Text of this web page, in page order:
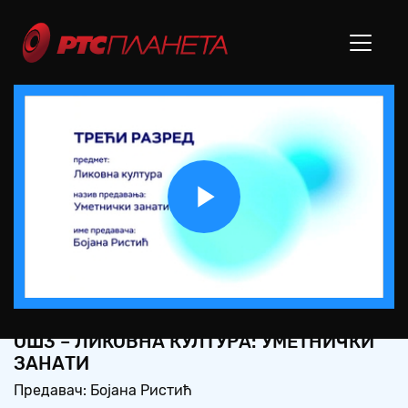
Play
Video
ОШ3 – ЛИКОВНА КУЛТУРА: УМЕТНИЧКИ
ЗАНАТИ
Предавач: Бојана Ристић